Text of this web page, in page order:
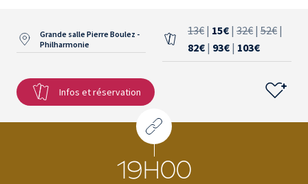
Grande salle Pierre Boulez -
Philharmonie
13€ | 15€ | 32€ | 52€ |
82€ | 93€ | 103€
Infos et réservation
19H00